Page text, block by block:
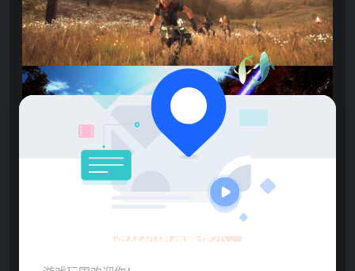
游戏玩国温馨提示：